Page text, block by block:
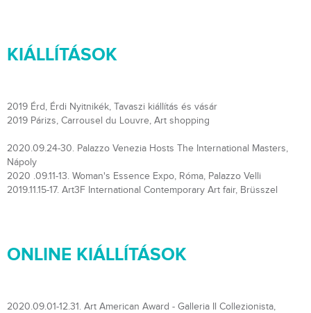
KIÁLLÍTÁSOK
2019 Érd, Érdi Nyitnikék, Tavaszi kiállítás és vásár
2019 Párizs, Carrousel du Louvre, Art shopping
2020.09.24-30. Palazzo Venezia Hosts The International Masters,
Nápoly
2020 .09.11-13. Woman's Essence Expo, Róma, Palazzo Velli
2019.11.15-17. Art3F International Contemporary Art fair, Brüsszel
ONLINE KIÁLLÍTÁSOK
2020.09.01-12.31. Art American Award - Galleria Il Collezionista,